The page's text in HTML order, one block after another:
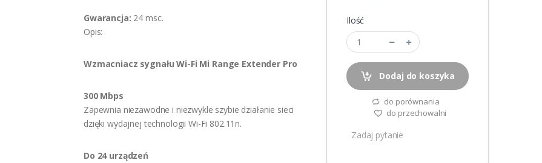
Gwarancja: 24 msc.
Opis:
Wzmacniacz sygnału Wi-Fi Mi Range Extender Pro
300 Mbps
Zapewnia niezawodne i niezwykle szybie działanie sieci
dzięki wydajnej technologii Wi-Fi 802.11n.
Do 24 urządzeń
Ilość
Dodaj do koszyka
do porównania
do przechowalni
Zadaj pytanie